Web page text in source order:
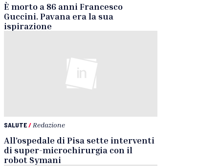
È morto a 86 anni Francesco
Guccini. Pavana era la sua
ispirazione
SALUTE/ Redazione
All’ospedale di Pisa sette interventi
di super-microchirurgia con il
robot Symani